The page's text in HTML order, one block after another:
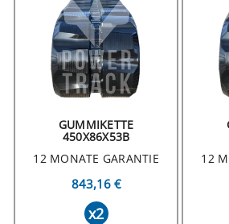
GUMMIKETTE
450X86X53B
12 MONATE GARANTIE
843,16 €
x2
12